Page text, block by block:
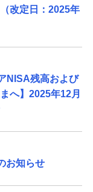
改定日：2025年
NISA残高および
へ】2025年12月
お知らせ